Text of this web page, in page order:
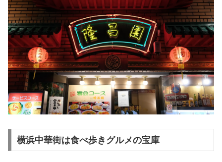
横浜中華街は食べ歩きグルメの宝庫